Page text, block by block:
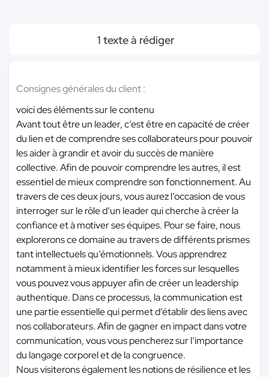
1 texte à rédiger
Consignes générales du client :
voici des éléments sur le contenu
Avant tout être un leader, c’est être en capacité de créer
du lien et de comprendre ses collaborateurs pour pouvoir
les aider à grandir et avoir du succès de manière
collective. Afin de pouvoir comprendre les autres, il est
essentiel de mieux comprendre son fonctionnement. Au
travers de ces deux jours, vous aurez l’occasion de vous
interroger sur le rôle d’un leader qui cherche à créer la
confiance et à motiver ses équipes. Pour se faire, nous
explorerons ce domaine au travers de différents prismes
tant intellectuels qu’émotionnels. Vous apprendrez
notamment à mieux identifier les forces sur lesquelles
vous pouvez vous appuyer afin de créer un leadership
authentique. Dans ce processus, la communication est
une partie essentielle qui permet d’établir des liens avec
nos collaborateurs. Afin de gagner en impact dans votre
communication, vous vous pencherez sur l’importance
du langage corporel et de la congruence.
Nous visiterons également les notions de résilience et les